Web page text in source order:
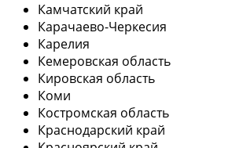
Камчатский край
Карачаево-Черкесия
Карелия
Кемеровская область
Кировская область
Коми
Костромская область
Краснодарский край